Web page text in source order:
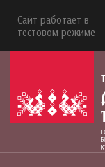
Сайт работает в
тестовом режиме